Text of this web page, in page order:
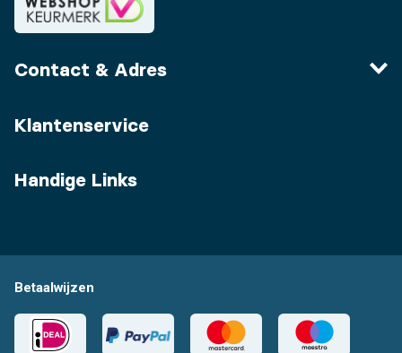
Contact & Adres
Klantenservice
Handige Links
Betaalwijzen